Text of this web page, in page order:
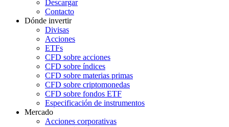
Descargar
Contacto
Dónde invertir
Divisas
Acciones
ETFs
CFD sobre acciones
CFD sobre índices
CFD sobre materias primas
CFD sobre criptomonedas
CFD sobre fondos ETF
Especificación de instrumentos
Mercado
Acciones corporativas